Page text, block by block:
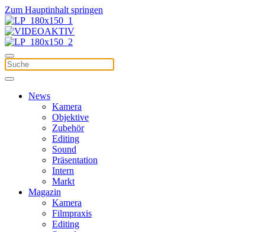
Zum Hauptinhalt springen
News
Kamera
Objektive
Zubehör
Editing
Sound
Präsentation
Intern
Markt
Magazin
Kamera
Filmpraxis
Editing